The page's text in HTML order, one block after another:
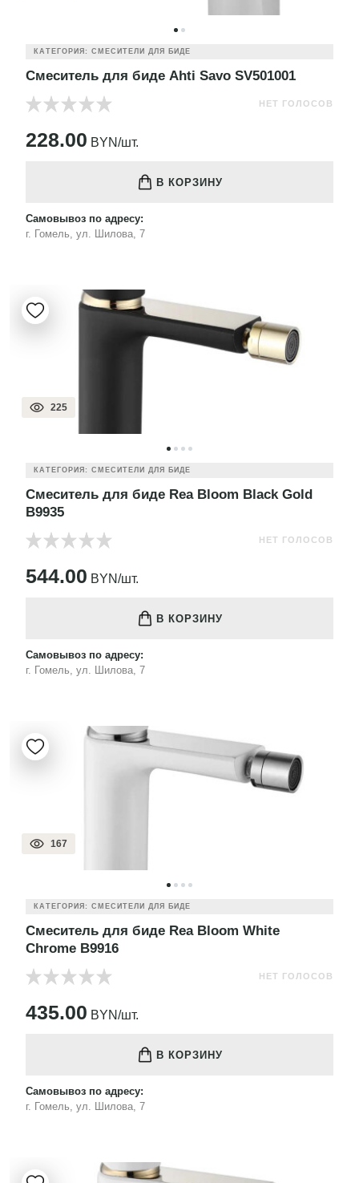
КАТЕГОРИЯ: СМЕСИТЕЛИ ДЛЯ БИДЕ
Смеситель для биде Ahti Savo SV501001
НЕТ ГОЛОСОВ
228.00 BYN/шт.
В КОРЗИНУ
Самовывоз по адресу:
г. Гомель, ул. Шилова, 7
225
КАТЕГОРИЯ: СМЕСИТЕЛИ ДЛЯ БИДЕ
Смеситель для биде Rea Bloom Black Gold
B9935
НЕТ ГОЛОСОВ
544.00 BYN/шт.
В КОРЗИНУ
Самовывоз по адресу:
г. Гомель, ул. Шилова, 7
167
КАТЕГОРИЯ: СМЕСИТЕЛИ ДЛЯ БИДЕ
Смеситель для биде Rea Bloom White
Chrome B9916
НЕТ ГОЛОСОВ
435.00 BYN/шт.
В КОРЗИНУ
Самовывоз по адресу:
г. Гомель, ул. Шилова, 7